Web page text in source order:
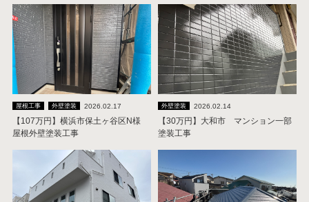
屋根工事 外壁塗装 2026.02.17
【107万円】横浜市保土ヶ谷区N様
屋根外壁塗装工事
外壁塗装 2026.02.14
【30万円】大和市 マンション一部
塗装工事